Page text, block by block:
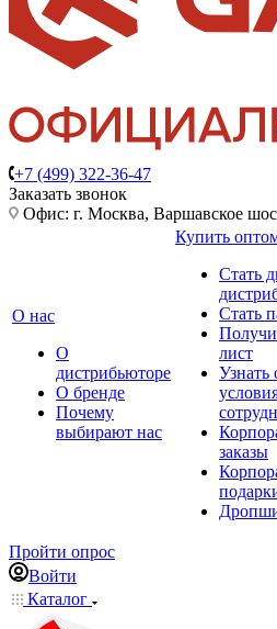
+7 (499) 322-36-47
Заказать звонок
Офис: г. Москва, Варшавское
О нас
О
дистрибьюторе
О бренде
Почему
выбирают нас
Купить
Стать
Стать
лист
Узнать
заказы
Пройти опрос
Войти
Каталог